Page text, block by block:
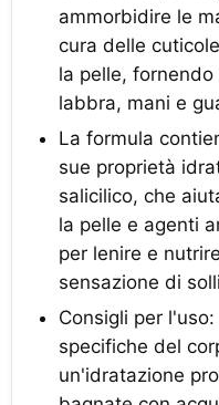
ammorbidire le
cura delle
la pelle,
labbra, mani e
La formula
sue proprietà
salicilico, che
la pelle e agenti
per lenire e
sensazione di
Consigli per
specifiche del
un'idratazione